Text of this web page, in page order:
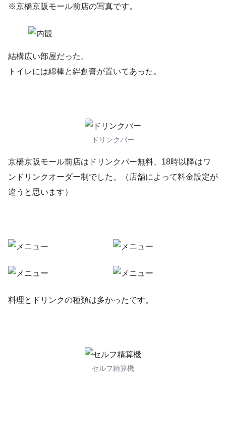
※京橋京阪モール前店の写真です。
結構広い部屋だった。
トイレには綿棒と絆創膏が置いてあった。
ドリンクバー
京橋京阪モール前店はドリンクバー無料、18時以降はワ
ンドリンクオーダー制でした。（店舗によって料金設定が
違うと思います）
料理とドリンクの種類は多かったです。
セルフ精算機